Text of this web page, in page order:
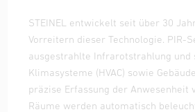
STEINEL entwickelt seit über 30
Vorreitern dieser Technologie. PIR-
ausgestrahlte Infrarotstrahlung und
Klimasysteme (HVAC) sowie
präzise Erfassung der Anwesenheit
Räume werden automatisch